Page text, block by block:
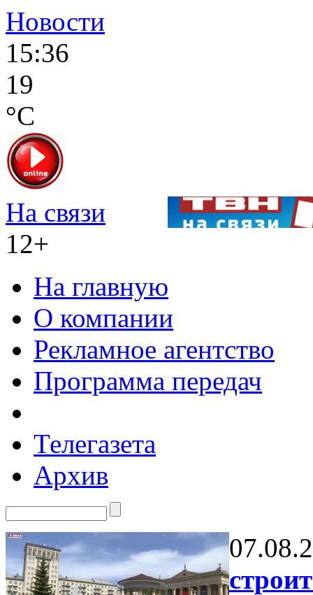
Новости
15:36
19
°C
На связи
12+
На главную
О компании
Рекламное агентство
Программа передач
Телегазета
Архив